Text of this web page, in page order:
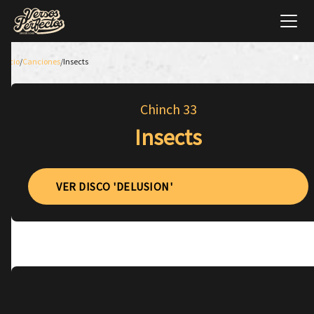
Inicio/Canciones/Insects
Chinch 33
Insects
VER DISCO 'DELUSION'